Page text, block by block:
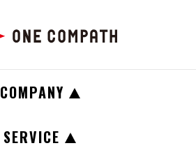
COMPANY
SERVICE